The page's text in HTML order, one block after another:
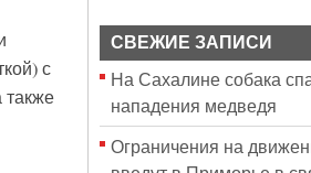
с
СВЕЖИЕ ЗАПИСИ
На Сахалине собака
нападения медведя
Ограничения на